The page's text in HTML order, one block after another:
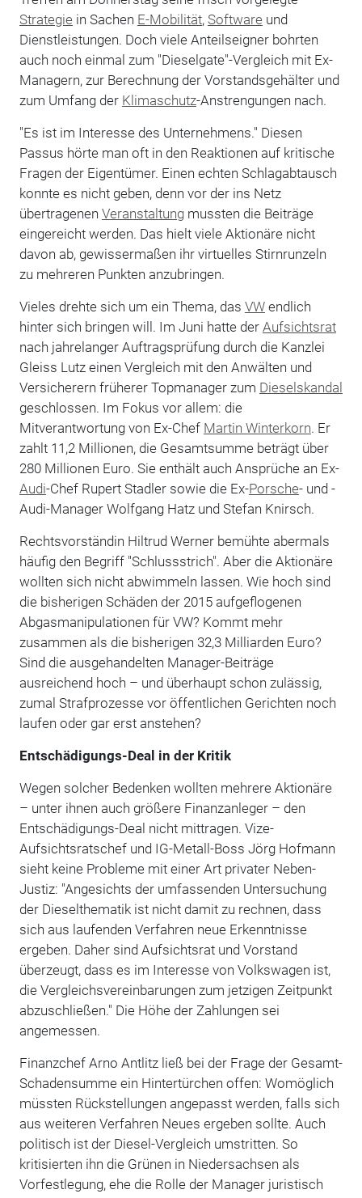
Strategie in Sachen E-Mobilität, Software und
Dienstleistungen. Doch viele Anteilseigner bohrten
auch noch einmal zum "Dieselgate"-Vergleich mit Ex-
Managern, zur Berechnung der Vorstandsgehälter und
zum Umfang der Klimaschutz-Anstrengungen nach.
"Es ist im Interesse des Unternehmens." Diesen
Passus hörte man oft in den Reaktionen auf kritische
Fragen der Eigentümer. Einen echten Schlagabtausch
konnte es nicht geben, denn vor der ins Netz
übertragenen Veranstaltungmussten die Beiträge
eingereicht werden. Das hielt viele Aktionäre nicht
davon ab, gewissermaßen ihr virtuelles Stirnrunzeln
zu mehreren Punkten anzubringen.
Vieles drehte sich um ein Thema, das VWendlich
hinter sich bringen will. Im Juni hatte der Aufsichtsrat
nach jahrelanger Auftragsprüfung durch die Kanzlei
Gleiss Lutz einen Vergleich mit den Anwälten und
Versicherern früherer Topmanager zum Dieselskandal
geschlossen. Im Fokus vor allem: die
Mitverantwortung von Ex-Chef Martin Winterkorn. Er
zahlt 11,2 Millionen, die Gesamtsumme beträgt über
280 Millionen Euro. Sie enthält auch Ansprüche an Ex-
Audi-Chef Rupert Stadler sowie die Ex-Porsche- und -
Audi-Manager Wolfgang Hatz und Stefan Knirsch.
Rechtsvorständin Hiltrud Werner bemühte abermals
häufig den Begriff "Schlussstrich". Aber die Aktionäre
wollten sich nicht abwimmeln lassen. Wie hoch sind
die bisherigen Schäden der 2015 aufgeflogenen
Abgasmanipulationen für VW? Kommt mehr
zusammen als die bisherigen 32,3 Milliarden Euro?
Sind die ausgehandelten Manager-Beiträge
ausreichend hoch – und überhaupt schon zulässig,
zumal Strafprozesse vor öffentlichen Gerichten noch
laufen oder gar erst anstehen?
Entschädigungs-Deal in der Kritik
Wegen solcher Bedenken wollten mehrere Aktionäre
– unter ihnen auch größere Finanzanleger – den
Entschädigungs-Deal nicht mittragen. Vize-
Aufsichtsratschef und IG-Metall-Boss Jörg Hofmann
sieht keine Probleme mit einer Art privater Neben-
Justiz: "Angesichts der umfassenden Untersuchung
der Dieselthematik ist nicht damit zu rechnen, dass
sich aus laufenden Verfahren neue Erkenntnisse
ergeben. Daher sind Aufsichtsrat und Vorstand
überzeugt, dass es im Interesse von Volkswagen ist,
die Vergleichsvereinbarungen zum jetzigen Zeitpunkt
abzuschließen." Die Höhe der Zahlungen sei
angemessen.
Finanzchef Arno Antlitz ließ bei der Frage der Gesamt-
Schadensumme ein Hintertürchen offen: Womöglich
müssten Rückstellungen angepasst werden, falls sich
aus weiteren Verfahren Neues ergeben sollte. Auch
politisch ist der Diesel-Vergleich umstritten. So
kritisierten ihn die Grünen in Niedersachsen als
Vorfestlegung, ehe die Rolle der Manager juristisch